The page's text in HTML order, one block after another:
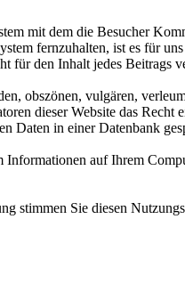
mit dem die Besucher
fernzuhalten, ist es für
für den Inhalt jedes Beitrags
obszönen, vulgären,
dieser Website das Recht
Daten in einer Datenbank
Informationen auf Ihrem
stimmen Sie diesen